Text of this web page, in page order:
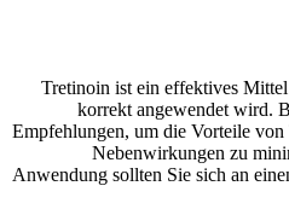
Tretinoin ist ein effektives
korrekt angewendet wird.
Empfehlungen, um die Vorteile
Nebenwirkungen zu
Anwendung sollten Sie sich an